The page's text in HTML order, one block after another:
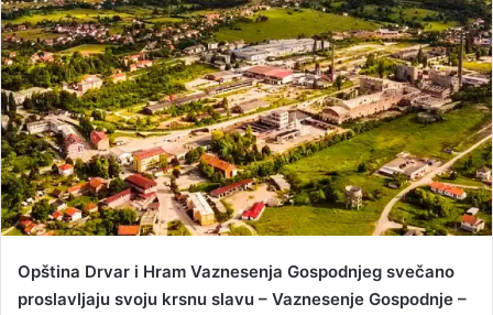
m
a
i
l
Opština Drvar i Hram Vaznesenja Gospodnjeg svečano
proslavljaju svoju krsnu slavu – Vaznesenje Gospodnje –